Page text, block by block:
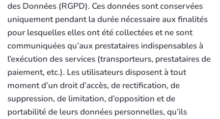
des Données (RGPD). Ces données sont conservées
uniquement pendant la durée nécessaire aux finalités
pour lesquelles elles ont été collectées et ne sont
communiquées qu’aux prestataires indispensables à
l’exécution des services (transporteurs, prestataires de
paiement, etc.). Les utilisateurs disposent à tout
moment d’un droit d’accès, de rectification, de
suppression, de limitation, d’opposition et de
portabilité de leurs données personnelles, qu’ils